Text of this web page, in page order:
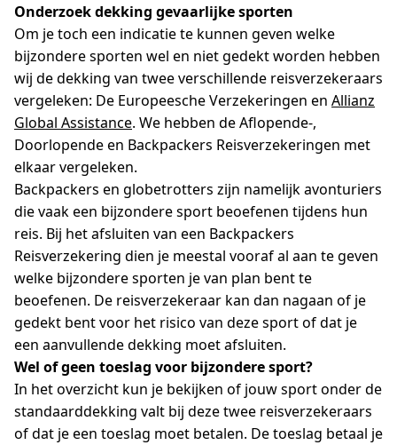
Onderzoek dekking gevaarlijke sporten
Om je toch een indicatie te kunnen geven welke
bijzondere sporten wel en niet gedekt worden hebben
wij de dekking van twee verschillende reisverzekeraars
vergeleken: De Europeesche Verzekeringen en Allianz
Global Assistance. We hebben de Aflopende-,
Doorlopende en Backpackers Reisverzekeringen met
elkaar vergeleken.
Backpackers en globetrotters zijn namelijk avonturiers
die vaak een bijzondere sport beoefenen tijdens hun
reis. Bij het afsluiten van een Backpackers
Reisverzekering dien je meestal vooraf al aan te geven
welke bijzondere sporten je van plan bent te
beoefenen. De reisverzekeraar kan dan nagaan of je
gedekt bent voor het risico van deze sport of dat je
een aanvullende dekking moet afsluiten.
Wel of geen toeslag voor bijzondere sport?
In het overzicht kun je bekijken of jouw sport onder de
standaarddekking valt bij deze twee reisverzekeraars
of dat je een toeslag moet betalen. De toeslag betaal je